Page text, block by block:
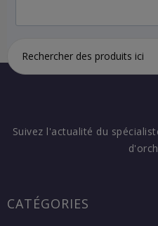
Suivez l'actualité du
CATÉGORIES